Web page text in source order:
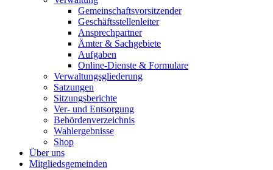
Gemeinschaftsvorsitzender
Geschäftsstellenleiter
Ansprechpartner
Ämter & Sachgebiete
Aufgaben
Online-Dienste & Formulare
Verwaltungsgliederung
Satzungen
Sitzungsberichte
Ver- und Entsorgung
Behördenverzeichnis
Wahlergebnisse
Shop
Über uns
Mitgliedsgemeinden